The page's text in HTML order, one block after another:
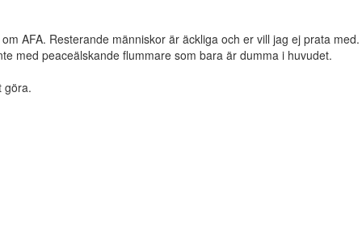
AFA. Resterande människor är äckliga och er vill jag ej prata med.
med peaceälskande flummare som bara är dumma i huvudet.
göra.